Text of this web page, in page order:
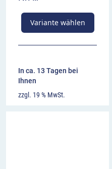
Variante wählen
In ca. 13 Tagen bei
Ihnen
zzgl. 19 % MwSt.